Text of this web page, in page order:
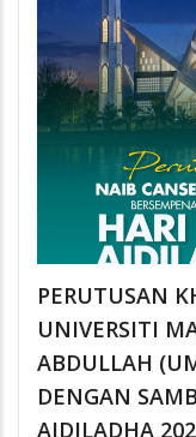
PERUTUSAN
UNIVERSITI
ABDULLAH
DENGAN
AIDILADHA